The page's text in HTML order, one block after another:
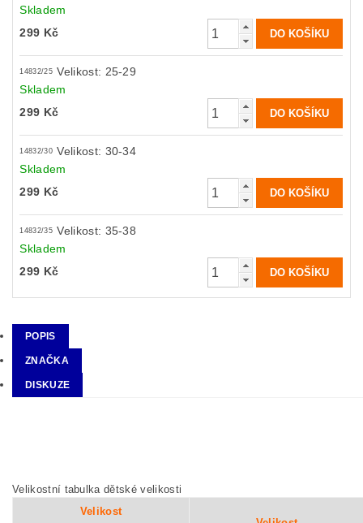
Skladem
299 Kč
14832/25 Velikost: 25-29
Skladem
299 Kč
14832/30 Velikost: 30-34
Skladem
299 Kč
14832/35 Velikost: 35-38
Skladem
299 Kč
POPIS
ZNAČKA
DISKUZE
Velikostní tabulka dětské velikosti
Velikost